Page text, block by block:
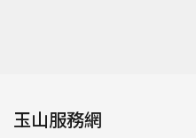
玉山服務網